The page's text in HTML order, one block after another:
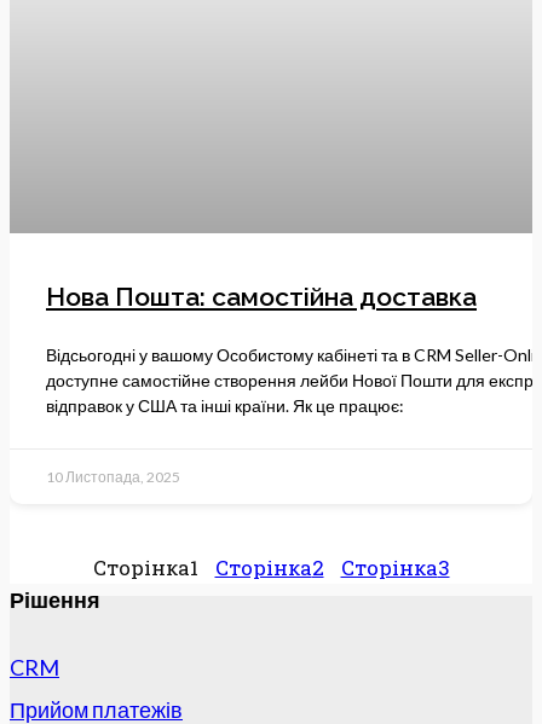
Нова Пошта: самостійна доставка
Відсьогодні у вашому Особистому кабінеті та в CRM Seller-
доступне самостійне створення лейби Нової Пошти для
відправок у США та інші країни. Як це працює:
10 Листопада, 2025
Сторінка1 Сторінка2 Сторінка3
Рішення
CRM
Прийом платежів